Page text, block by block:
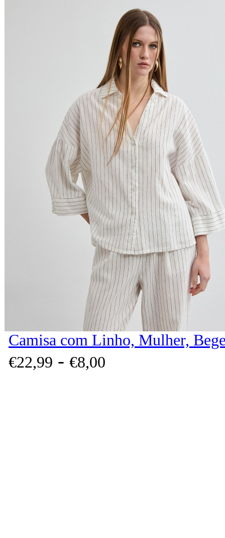
Camisa com Linho, Mulher,
€22,99 - €8,00